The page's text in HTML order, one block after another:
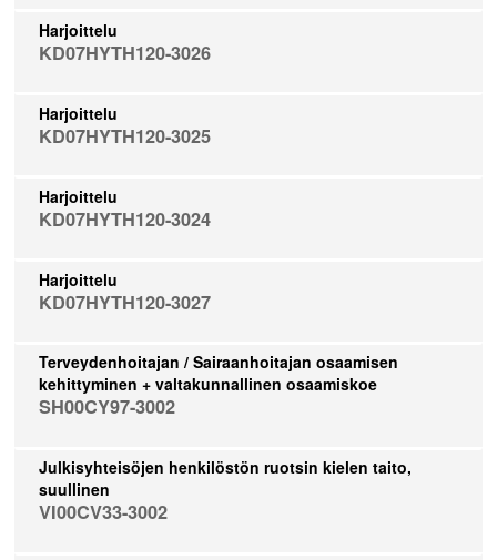
Harjoittelu
KD07HYTH120-3026
Harjoittelu
KD07HYTH120-3025
Harjoittelu
KD07HYTH120-3024
Harjoittelu
KD07HYTH120-3027
Terveydenhoitajan / Sairaanhoitajan osaamisen
kehittyminen + valtakunnallinen osaamiskoe
SH00CY97-3002
Julkisyhteisöjen henkilöstön ruotsin kielen taito,
suullinen
VI00CV33-3002